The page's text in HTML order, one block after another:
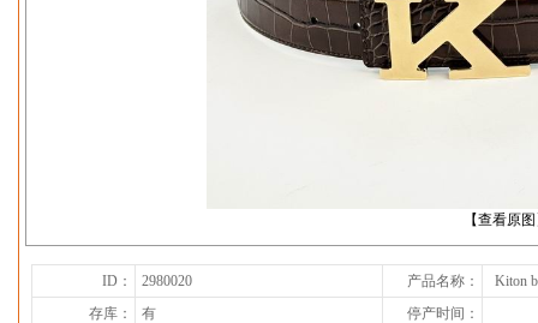
【查看原
ID： 2980020 产品名称：
Kiton
存库：
有
停产时间：